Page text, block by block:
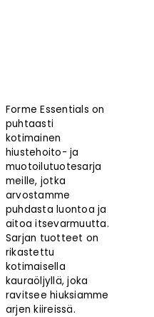
Forme Essentials on
puhtaasti
kotimainen
hiustehoito- ja
muotoilutuotesarja
meille, jotka
arvostamme
puhdasta luontoa ja
aitoa itsevarmuutta.
Sarjan tuotteet on
rikastettu
kotimaisella
kauraöljyllä, joka
ravitsee hiuksiamme
arjen kiireissä.